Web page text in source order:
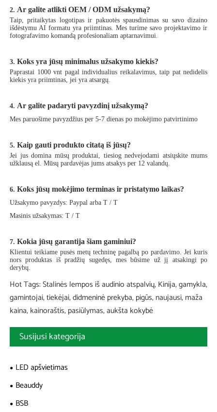
2. Ar galite atlikti OEM / ODM užsakymą?
Taip, pritaikytas logotipas ir pakuotės spausdinimas su savo dizaino
išdėstymu AI formatu yra priimtinas. Mes turime savo projektavimo ir
fotografavimo komandą profesionaliam aptarnavimui.
3. Koks yra jūsų minimalus užsakymo kiekis?
Paprastai 1000 vnt pagal individualius reikalavimus, taip pat nedidelis
kiekis yra priimtinas, jei yra atsargų.
4. Ar galite padaryti pavyzdinį užsakymą?
Mes paruošime pavyzdžius per 5-7 dienas po mokėjimo patvirtinimo
5. Kaip gauti produkto citatą iš jūsų?
Jei jus domina mūsų produktai, tiesiog nedvejodami atsiųskite mums
užklausą el. Mūsų pardavėjas jums atsakys per 12 valandų.
6. Koks jūsų mokėjimo terminas ir pristatymo laikas?
Užsakymo pavyzdys: Paypal arba T / T
Masinis užsakymas: T / T
7. Kokia jūsų garantija šiam gaminiui?
Klientui teikiame pusės metų techninę pagalbą po pardavimo. Jei kuris
nors produktas iš pradžių sugedęs, mes būsime už jį atsakingi po
derybų.
Hot Tags: Stalinės lempos iš audinio atspalvių, Kinija, gamykla,
gamintojai, tiekėjai, didmeninė prekyba, pigūs, naujausi, maža
kaina, kainoraštis, pasiūlymas, aukšta kokybė
Susijusi kategorija
LED apšvietimas
Beauddy
BSB